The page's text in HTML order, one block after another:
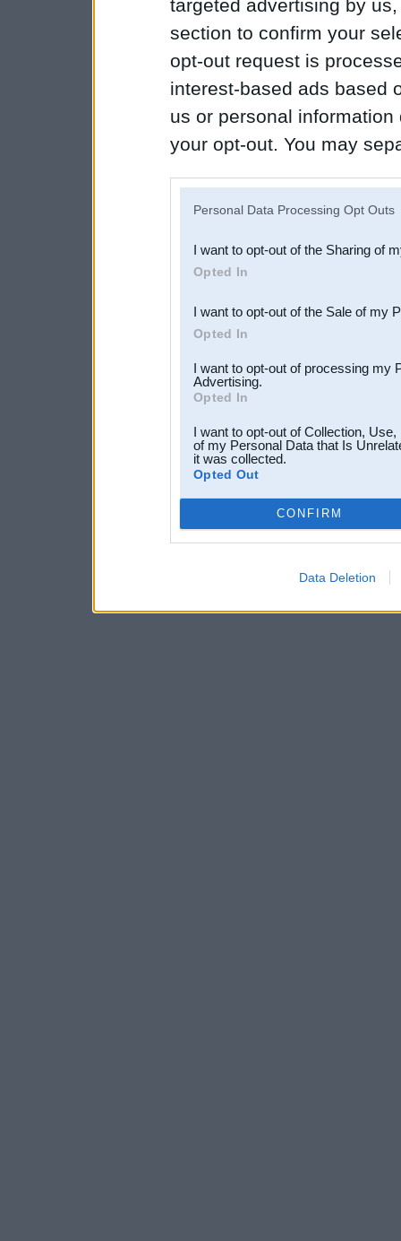
targeted advertising by
section to confirm your
opt-out request is
interest-based ads based
us or personal
your opt-out. You may
Downstream Participants
third parties.
Personal Data Processing Opt Outs
I want to opt-out of the Sharing of
Opted In
I want to opt-out of the Sale of my
Opted In
I want to opt-out of processing my
Advertising.
Opted In
I want to opt-out of Collection,
of my Personal Data that Is
it was collected.
Opted Out
CONFIRM
Data Deletion